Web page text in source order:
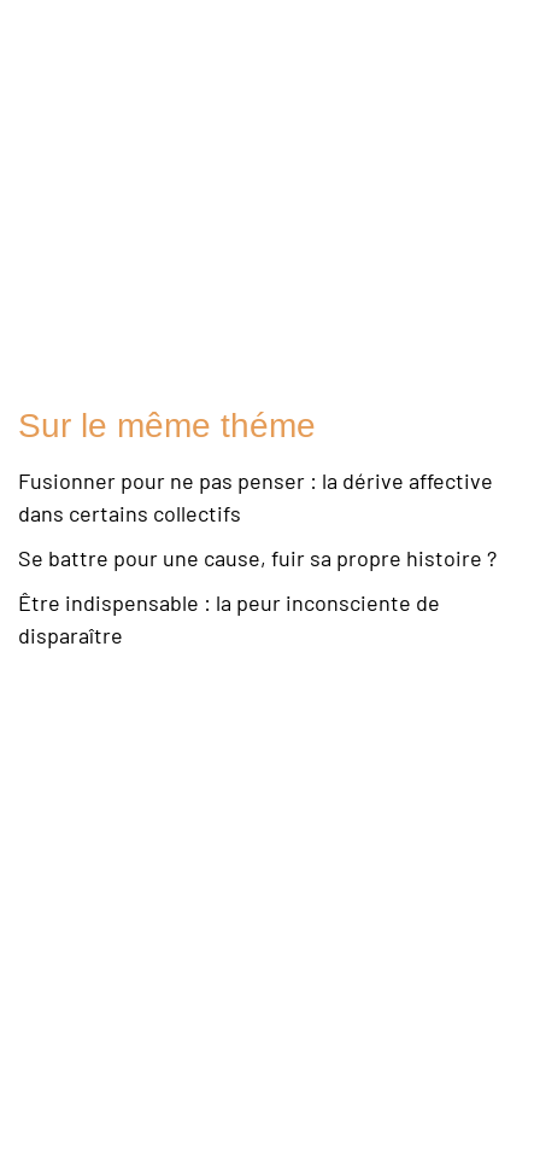
Sur le même théme
Fusionner pour ne pas penser : la dérive affective
dans certains collectifs
Se battre pour une cause, fuir sa propre histoire ?
Être indispensable : la peur inconsciente de
disparaître